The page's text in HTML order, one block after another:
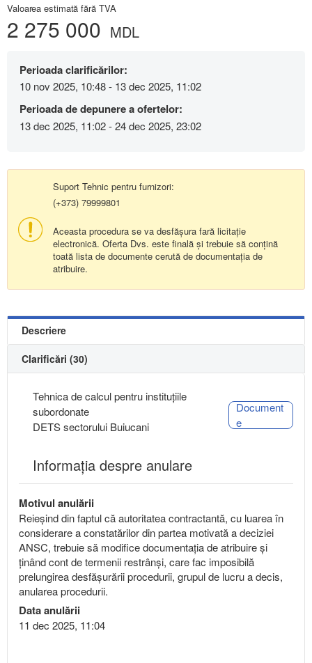
Valoarea estimată fără TVA
2 275 000 MDL
Perioada clarificărilor:
10 nov 2025, 10:48 - 13 dec 2025, 11:02
Perioada de depunere a ofertelor:
13 dec 2025, 11:02 - 24 dec 2025, 23:02
Suport Tehnic pentru furnizori:
(+373) 79999801
Aceasta procedura se va desfășura fară licitație
electronică. Oferta Dvs. este finală și trebuie să conțină
toată lista de documente cerută de documentația de
atribuire.
Descriere
Clarificări (30)
Tehnica de calcul pentru instituțiile
subordonate
DETS sectorului Buiucani
Document
e
Informația despre anulare
Motivul anulării
Reieșind din faptul că autoritatea contractantă, cu luarea în
considerare a constatărilor din partea motivată a deciziei
ANSC, trebuie să modifice documentația de atribuire și
ținând cont de termenii restrânși, care fac imposibilă
prelungirea desfășurării procedurii, grupul de lucru a decis,
anularea procedurii.
Data anulării
11 dec 2025, 11:04